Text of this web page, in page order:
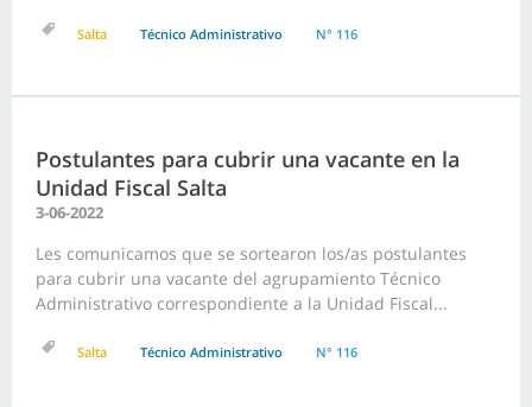
Salta Técnico Administrativo N° 116
Postulantes para cubrir una vacante en la
Unidad Fiscal Salta
3-06-2022
Les comunicamos que se sortearon los/as postulantes
para cubrir una vacante del agrupamiento Técnico
Administrativo correspondiente a la Unidad Fiscal...
Salta Técnico Administrativo N° 116